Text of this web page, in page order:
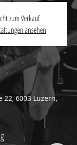
zum Verkauf
ansehen
22, 6003 Luzern,